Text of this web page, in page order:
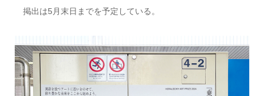
掲出は5月末日までを予定している。